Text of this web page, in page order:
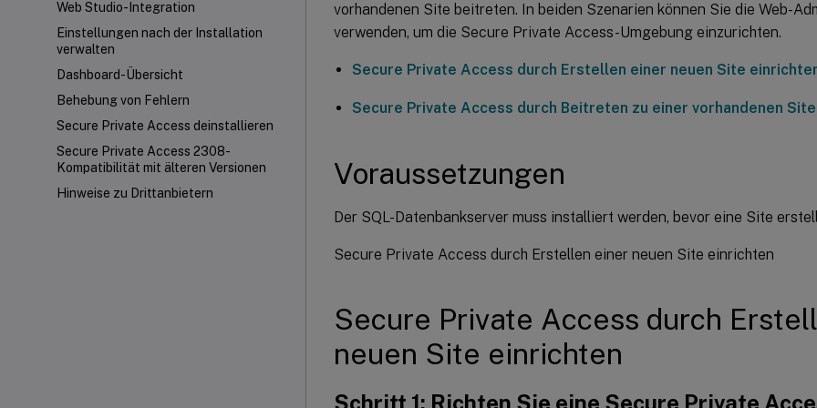
Web Studio-Integration
Einstellungen nach der Installation
verwalten
Dashboard-Übersicht
Behebung von Fehlern
Secure Private Access deinstallieren
Secure Private Access 2308-
Kompatibilität mit älteren Versionen
Hinweise zu Drittanbietern
vorhandenen Site beitreten. In beiden Szenarien können Sie die Web-
verwenden, um die Secure Private Access-Umgebung einzurichten.
Secure Private Access durch Erstellen einer neuen Site
Secure Private Access durch Beitreten zu einer vorhandenen
Voraussetzungen
Der SQL-Datenbankserver muss installiert werden, bevor eine Site
Secure Private Access durch Erstellen einer neuen Site einrichten
Secure Private Access durch
neuen Site einrichten
Schritt 1: Richten Sie eine Secure Private